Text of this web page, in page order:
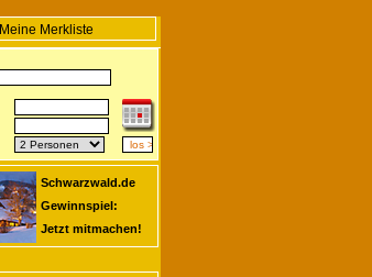
Meine Merkliste
Schwarzwald.de
Gewinnspiel:
Jetzt mitmachen!